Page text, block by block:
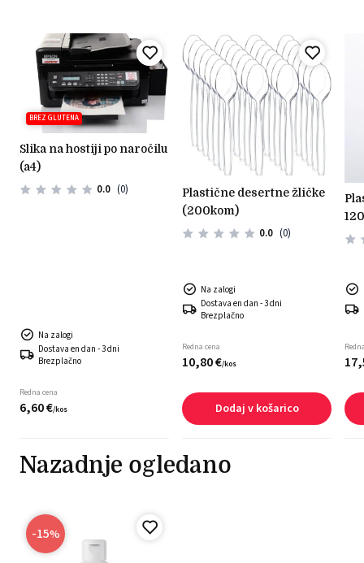
BREZ GLUTENA
slika na hostiji po naročilu
(a4)
0.0 (0)
Na zalogi
Dostava en dan - 3 dni
Brezplačno
Redna cena
6,60€/kos
plastične desertne žličke
(200kom)
0.0 (0)
Na zalogi
Dostava en dan - 3 dni
Brezplačno
Redna cena
10,80€/kos
Dodaj v košarico
plastični okrogli kozarčki
17,
Nazadnje ogledano
-15%